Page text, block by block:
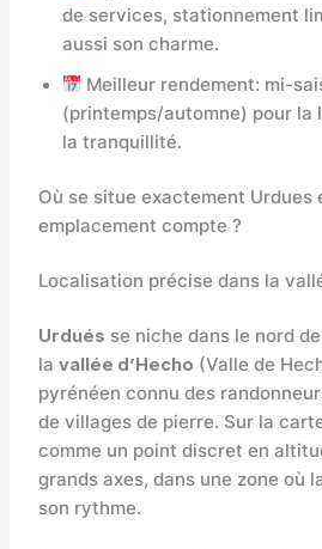
de services, stationnement
aussi son charme.
Meilleur rendement: mi-
(printemps/automne) pour la
la tranquillité.
Où se situe exactement Urdues
emplacement compte ?
Localisation précise dans la
Urdués se niche dans le nord
la vallée d’Hecho (Valle de
pyrénéen connu des
de villages de pierre. Sur la
comme un point discret en
grands axes, dans une zone où
son rythme.